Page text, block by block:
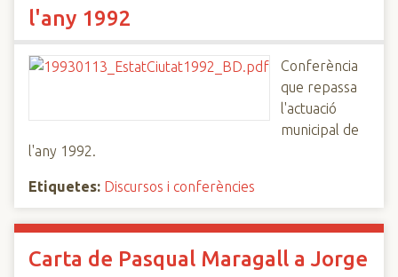
l'any 1992
Conferència
que repassa
l'actuació
municipal de
l'any 1992.
Etiquetes: Discursos i conferències
Carta de Pasqual Maragall a Jorge